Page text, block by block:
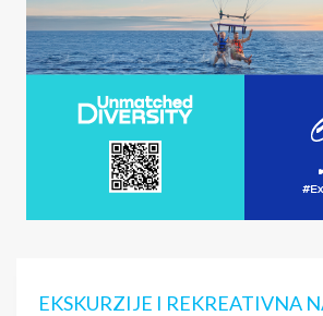
EKSKURZIJE I REKREATIVNA